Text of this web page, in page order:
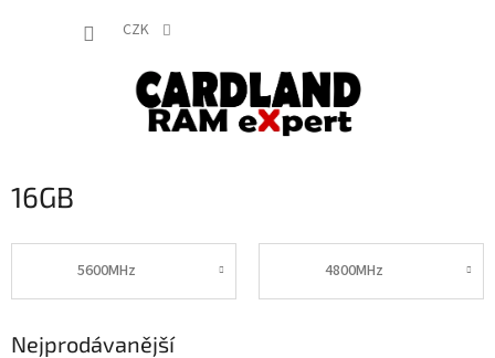
CZK
16GB
5600MHz 4800MHz
Nejprodávanější